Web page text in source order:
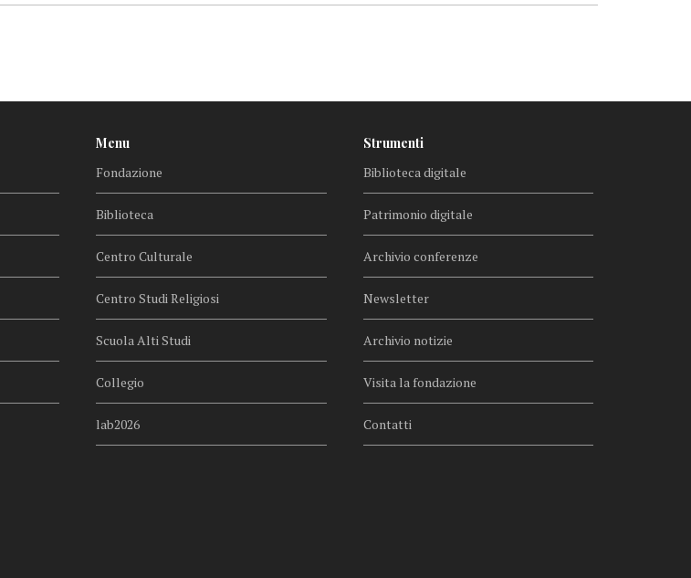
Menu
Fondazione
Biblioteca
Centro Culturale
Centro Studi Religiosi
Scuola Alti Studi
Collegio
lab2026
Strumenti
Biblioteca digitale
Patrimonio digitale
Archivio conferenze
Newsletter
Archivio notizie
Visita la fondazione
Contatti